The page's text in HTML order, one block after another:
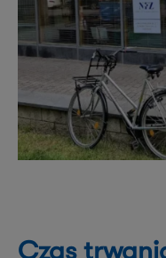
Czas